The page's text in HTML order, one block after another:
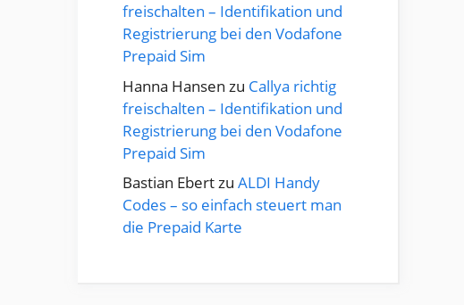
freischalten – Identifikation und
Registrierung bei den Vodafone
Prepaid Sim
Hanna Hansen zu Callya richtig
freischalten – Identifikation und
Registrierung bei den Vodafone
Prepaid Sim
Bastian Ebertzu ALDI Handy
Codes – so einfach steuert man
die Prepaid Karte